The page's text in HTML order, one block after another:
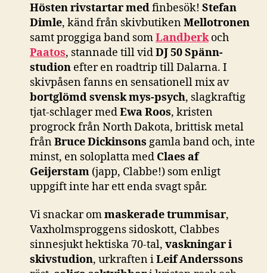
Hösten rivstartar medfinbesök! Stefan
Dimle, känd från skivbutikenMellotronen
samt proggiga band somLandberkoch
Paatos, stannade till vidDJ 50 Spänn-
studion efter en roadtrip till Dalarna. I
skivpåsen fanns en sensationell mix av
bortglömd svensk mys-psych, slagkraftig
tjat-schlager medEwa Roos, kristen
progrock från North Dakota, brittisk metal
frånBruce Dickinsons gamla band och, inte
minst, en soloplatta med Claes af
Geijerstam (japp, Clabbe!) som enligt
uppgift inte har ett enda svagt spår.
Vi snackar ommaskerade trummisar,
Vaxholmsproggens sidoskott, Clabbes
sinnesjukt hektiska 70-tal, vaskningar i
skivstudion, urkraften iLeif Anderssons